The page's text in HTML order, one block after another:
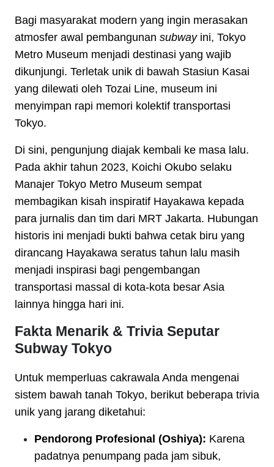
Bagi masyarakat modern yang ingin merasakan
atmosfer awal pembangunan subwayini, Tokyo
Metro Museum menjadi destinasi yang wajib
dikunjungi. Terletak unik di bawah Stasiun Kasai
yang dilewati oleh Tozai Line, museum ini
menyimpan rapi memori kolektif transportasi
Tokyo.
Di sini, pengunjung diajak kembali ke masa lalu.
Pada akhir tahun 2023, Koichi Okubo selaku
Manajer Tokyo Metro Museum sempat
membagikan kisah inspiratif Hayakawa kepada
para jurnalis dan tim dari MRT Jakarta. Hubungan
historis ini menjadi bukti bahwa cetak biru yang
dirancang Hayakawa seratus tahun lalu masih
menjadi inspirasi bagi pengembangan
transportasi massal di kota-kota besar Asia
lainnya hingga hari ini.
Fakta Menarik & Trivia Seputar
Subway Tokyo
Untuk memperluas cakrawala Anda mengenai
sistem bawah tanah Tokyo, berikut beberapa trivia
unik yang jarang diketahui:
Pendorong Profesional (Oshiya): Karena
padatnya penumpang pada jam sibuk,